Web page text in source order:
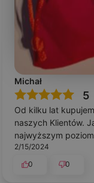
Michał
5
Od kilku lat
naszych Klientów.
najwyższym
2/15/2024
0
0